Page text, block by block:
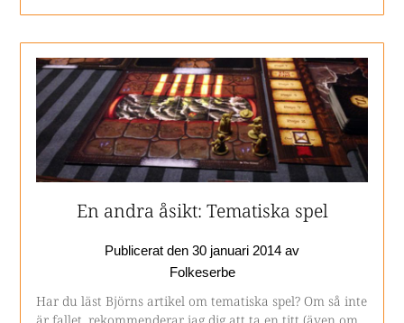
En andra åsikt: Tematiska spel
Publicerat den 30 januari 2014 av
Folkeserbe
Har du läst Björns artikel om tematiska spel? Om så inte